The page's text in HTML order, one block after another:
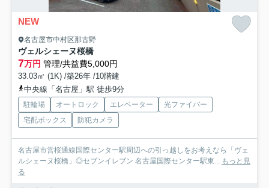
NEW
名古屋市中村区那古野
ヴェルシェーヌ桜橋
7万円 管理/共益費5,000円
33.03㎡ (1K) /築26年 /10階建
中央線「名古屋」駅 徒歩9分
駐輪場 オートロック エレベーター
光ファイバー
宅配ボックス
防犯カメラ
名古屋市営桜通線国際センター駅周辺への引っ越しをお考えなら「ヴェ
ルシェーヌ桜橋」◎セブンイレブン 名古屋国際センター駅東...
もっと見
る